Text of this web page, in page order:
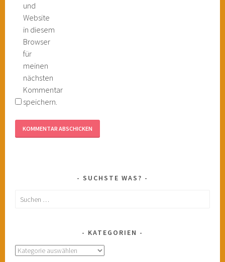
und
Website
in diesem
Browser
für
meinen
nächsten
Kommentar
speichern.
SUCHSTE WAS?
Suchen
KATEGORIEN
Kategorien